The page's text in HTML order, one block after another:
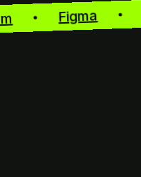
Zoom Figma